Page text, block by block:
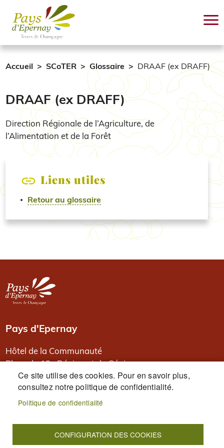
Accueil SCoTER Glossaire DRAAF (ex DRAFF)
DRAAF (ex DRAFF)
Direction Régionale de l’Agriculture, de
l’Alimentation et de la Forêt
Liens utiles
Retour au glossaire
Image
Pays d'Epernay
Hôtel de la Communauté
Place du 13e Régiment de Génie
BP 80526
51331 Epernay
PIED DE PAGE
Données personnelles Accessibilité : Non conforme
S'identifier
Ce site utilise des cookies. Pour en savoir plus,
consultez notre politique de confidentialité.
Politique de confidentialité
CONFIGURATION DES COOKIES